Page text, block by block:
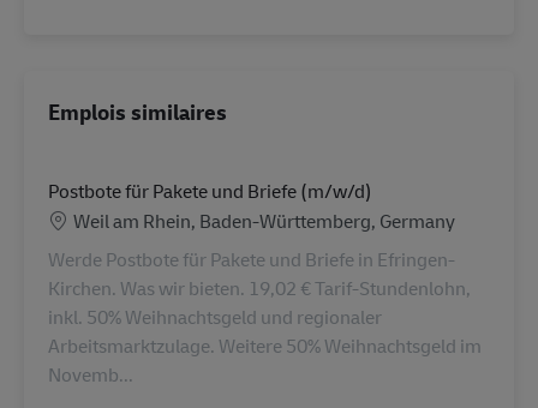
Emplois similaires
Postbote für Pakete und Briefe (m/w/d)
LieuWeil am Rhein, Baden-Württemberg, Germany
Werde Postbote für Pakete und Briefe in Efringen-
Kirchen. Was wir bieten. 19,02 € Tarif-Stundenlohn,
inkl. 50% Weihnachtsgeld und regionaler
Arbeitsmarktzulage. Weitere 50% Weihnachtsgeld im
Novemb...